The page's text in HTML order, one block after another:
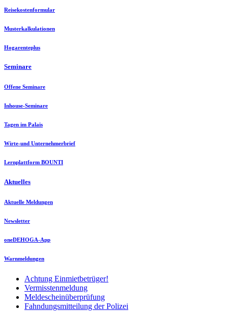
Reisekostenformular
Musterkalkulationen
Hogarenteplus
Seminare
Offene Seminare
Inhouse-Seminare
Tagen im Palais
Wirte-und Unternehmerbrief
Lernplattform BOUNTI
Aktuelles
Aktuelle Meldungen
Newsletter
oneDEHOGA-App
Warnmeldungen
Achtung Einmietbetrüger!
Vermisstenmeldung
Meldescheinüberprüfung
Fahndungsmitteilung der Polizei